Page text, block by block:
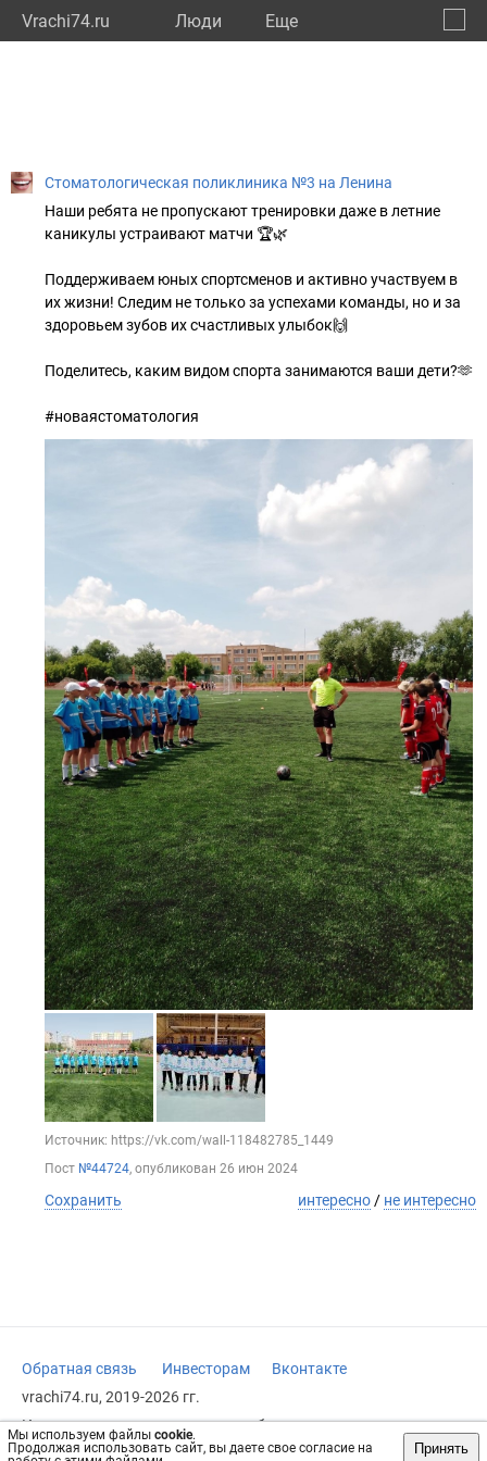
Vrachi74.ru Люди Eще
Мы используем файлы cookie.
Продолжая использовать сайт, вы даете свое согласие на
Принять
Стоматологическая поликлиника №3 на Ленина
Наши ребята не пропускают тренировки даже в летние
каникулы устраивают матчи 🏆🌿
Поддерживаем юных спортсменов и активно участвуем в
их жизни! Следим не только за успехами команды, но и за
здоровьем зубов их счастливых улыбок🙌
Поделитесь, каким видом спорта занимаются ваши дети?🫶
#новаястоматология
Источник: https://vk.com/wall-118482785_1449
Пост №44724, опубликован 26 июн 2024
Сохранить интересно/ не интересно
Обратная связь Инвесторам
Вконтакте
vrachi74.ru, 2019-2026 гг.
Имеются противопоказания, требуется консультация
специалиста. Информация, представленная на сайте, не